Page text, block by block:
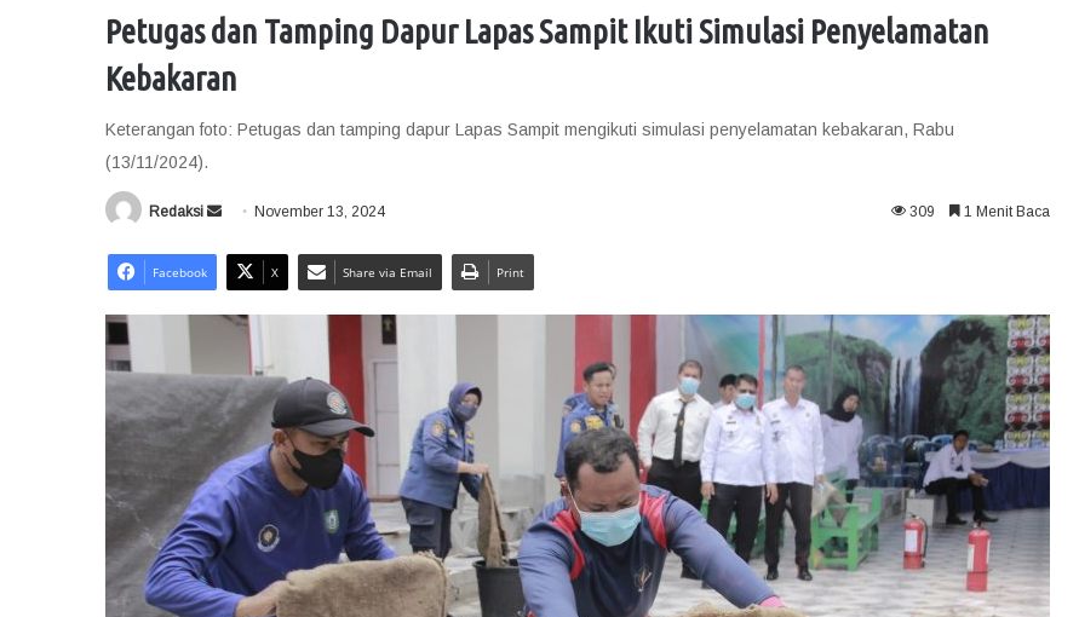
Petugas dan Tamping Dapur Lapas Sampit Ikuti Simulasi Penyelamatan
Kebakaran
Keterangan foto: Petugas dan tamping dapur Lapas Sampit mengikuti simulasi penyelamatan kebakaran, Rabu
(13/11/2024).
Redaksi
e
m
l
November 13, 2024 309 1 Menit Baca
Facebook X Share via Email Print